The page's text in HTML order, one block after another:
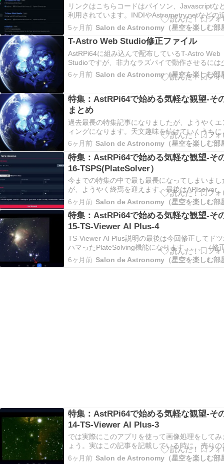
リンクはこちらコードはパイソン、Javascriptな
利用されています。INDIやAstrometry.netなどの
が必要になりますが、上記が動作する環境であれ
こでも利用できる
5ヶ月前 Salon de Astronomy（星空を楽しむ部
T-Astro Web Studio修正ファイル
AstRPi64に組み込んで配布しているT-Astro Web
Studioですが、非力なラズパイで動作させるには
無理がありましたので細かなブラッシュアップを
ました。修正と言うよ
6ヶ月前 Salon de Astronomy（星空を楽しむ部
特集：AstRPi64で始める気軽な観望-そ
まとめ
過去最長の特集記事になりましたが、ようやくエ
ィングになります。天文趣味を続けていくうちに
倒くさい操作なしで気軽に使える観望特化アプリ
しいなと以前から
6ヶ月前 Salon de Astronomy（星空を楽しむ部
特集：AstRPi64で始める気軽な観望-そ
16-TSPS(PlateSolver）
今までの特集の中で最も最長になってしまいまし
が、ようやく終焉を迎えます。最後はAPIsolver、
TSPSです。AstRPi64に組み込んであるバージョ
最新版にしてあります。
6ヶ月前 Salon de Astronomy（星空を楽しむ部
特集：AstRPi64で始める気軽な観望-そ
15-TS-Viewer AI Plus-4
TS-Viewer AI Plus説明の最後は今回修正してド
ハマったPlateSolving機能になります。。。（修
ると別の場所が複数壊れるという悪夢の状態の繰
しでした。。。
6ヶ月前 Salon de Astronomy（星空を楽しむ部
特集：AstRPi64で始める気軽な観望-そ
14-TS-Viewer AI Plus-3
では実際にこのアプリを使って画像処理をしてみ
ょう。実はこの記事を記載している時に、売りの
であるAI画像処理機能がGoogleの仕様変更によ
6ヶ月前 Salon de Astronomy（星空を楽しむ部